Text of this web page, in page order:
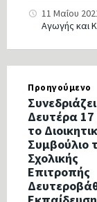
11 Μαΐου
Αγωγής και
Προηγούμενο
Δευτέρα
το
Συμβούλιο
Σχολικής
Επιτροπής